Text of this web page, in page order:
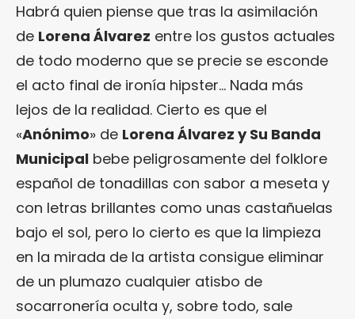
Habrá quien piense que tras la asimilación
de Lorena Álvarez entre los gustos actuales
de todo moderno que se precie se esconde
el acto final de ironía hipster… Nada más
lejos de la realidad. Cierto es que el
«Anónimo» de Lorena Álvarez y Su Banda
Municipal bebe peligrosamente del folklore
español de tonadillas con sabor a meseta y
con letras brillantes como unas castañuelas
bajo el sol, pero lo cierto es que la limpieza
en la mirada de la artista consigue eliminar
de un plumazo cualquier atisbo de
socarronería oculta y, sobre todo, sale